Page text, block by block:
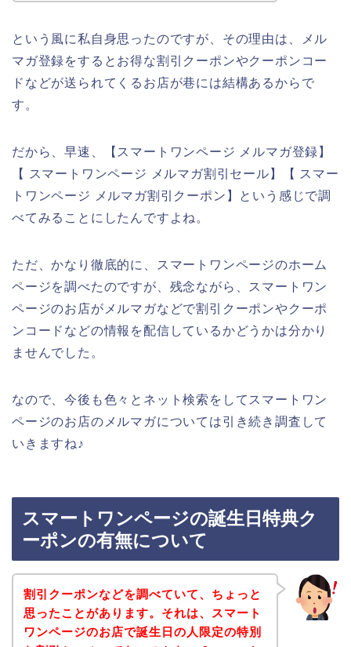
という風に私自身思ったのですが、その理由は、メル
マガ登録をするとお得な割引クーポンやクーポンコー
ドなどが送られてくるお店が巷には結構あるからで
す。
だから、早速、【スマートワンページ メルマガ登録】
【 スマートワンページ メルマガ割引セール】【 スマー
トワンページ メルマガ割引クーポン】という感じで調
べてみることにしたんですよね。
ただ、かなり徹底的に、スマートワンページのホーム
ページを調べたのですが、残念ながら、スマートワン
ページのお店がメルマガなどで割引クーポンやクーポ
ンコードなどの情報を配信しているかどうかは分かり
ませんでした。
なので、今後も色々とネット検索をしてスマートワン
ページのお店のメルマガについては引き続き調査して
いきますね♪
スマートワンページの誕生日特典ク
ーポンの有無について
割引クーポンなどを調べていて、ちょっと
思ったことがあります。それは、スマート
ワンページのお店で誕生日の人限定の特別